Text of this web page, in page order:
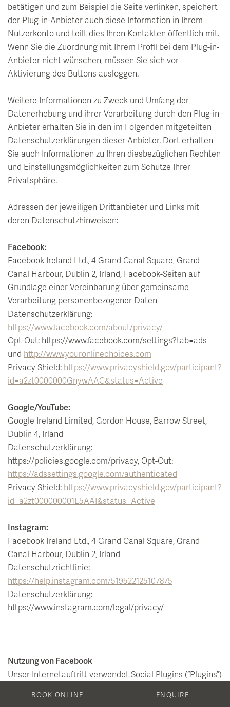
betätigen und zum Beispiel die Seite verlinken, speichert
der Plug-in-Anbieter auch diese Information in Ihrem
Nutzerkonto und teilt dies Ihren Kontakten öffentlich mit.
Wenn Sie die Zuordnung mit Ihrem Profil bei dem Plug-in-
Anbieter nicht wünschen, müssen Sie sich vor
Aktivierung des Buttons ausloggen.
Weitere Informationen zu Zweck und Umfang der
Datenerhebung und ihrer Verarbeitung durch den Plug-in-
Anbieter erhalten Sie in den im Folgenden mitgeteilten
Datenschutzerklärungen dieser Anbieter. Dort erhalten
Sie auch Informationen zu Ihren diesbezüglichen Rechten
und Einstellungsmöglichkeiten zum Schutze Ihrer
Privatsphäre.
Adressen der jeweiligen Drittanbieter und Links mit
deren Datenschutzhinweisen:
Facebook:
Facebook Ireland Ltd., 4 Grand Canal Square, Grand
Canal Harbour, Dublin 2, Irland, Facebook-Seiten auf
Grundlage einer Vereinbarung über gemeinsame
Verarbeitung personenbezogener Daten
Datenschutzerklärung:
https://www.facebook.com/about/privacy/
Opt-Out: https://www.facebook.com/settings?tab=ads
und http://www.youronlinechoices.com
Privacy Shield: https://www.privacyshield.gov/participant?
id=a2zt0000000GnywAAC&status=Active
Google/YouTube:
Google Ireland Limited, Gordon House, Barrow Street,
Dublin 4, Irland
Datenschutzerklärung:
https://policies.google.com/privacy, Opt-Out:
https://adssettings.google.com/authenticated
Privacy Shield: https://www.privacyshield.gov/participant?
id=a2zt000000001L5AAI&status=Active
Instagram:
Facebook Ireland Ltd., 4 Grand Canal Square, Grand
Canal Harbour, Dublin 2, Irland
Datenschutzrichtlinie:
https://help.instagram.com/519522125107875
Datenschutzerklärung:
https://www.instagram.com/legal/privacy/
Nutzung von Facebook
Unser Internetauftritt verwendet Social Plugins (“Plugins”)
des sozialen Netzwerkes facebook.com, welches von der
Facebook Inc., 1601 S. California Ave, Palo Alto, CA 94304,
BOOK ONLINE ENQUIRE